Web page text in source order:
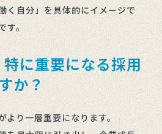
く自分」を具体的にイメージで
す。
に重要になる採用
か？
より一層重要になります。